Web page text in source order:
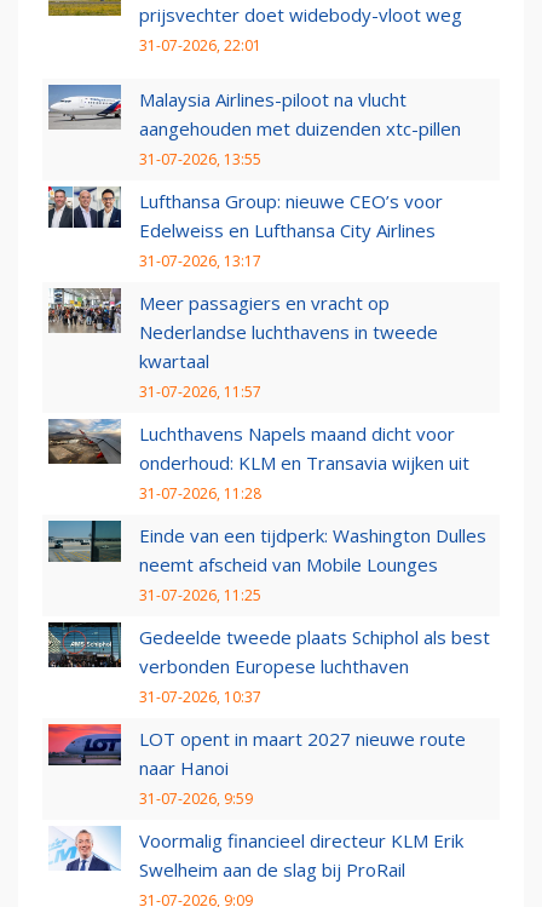
prijsvechter doet widebody-vloot weg
31-07-2026, 22:01
Malaysia Airlines-piloot na vlucht
aangehouden met duizenden xtc-pillen
31-07-2026, 13:55
Lufthansa Group: nieuwe CEO’s voor
Edelweiss en Lufthansa City Airlines
31-07-2026, 13:17
Meer passagiers en vracht op
Nederlandse luchthavens in tweede
kwartaal
31-07-2026, 11:57
Luchthavens Napels maand dicht voor
onderhoud: KLM en Transavia wijken uit
31-07-2026, 11:28
Einde van een tijdperk: Washington Dulles
neemt afscheid van Mobile Lounges
31-07-2026, 11:25
Gedeelde tweede plaats Schiphol als best
verbonden Europese luchthaven
31-07-2026, 10:37
LOT opent in maart 2027 nieuwe route
naar Hanoi
31-07-2026, 9:59
Voormalig financieel directeur KLM Erik
Swelheim aan de slag bij ProRail
31-07-2026, 9:09